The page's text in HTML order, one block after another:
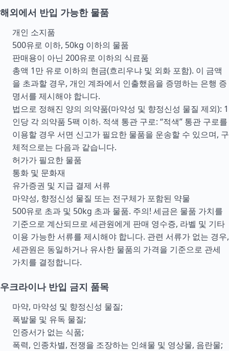
해외에서 반입 가능한 물품
개인 소지품
500유로 이하, 50kg 이하의 물품
판매용이 아닌 200유로 이하의 식료품
총액 1만 유로 이하의 현금(흐리우냐 및 외화 포함). 이 금액
을 초과할 경우, 개인 계좌에서 인출했음을 증명하는 은행 증
명서를 제시해야 합니다.
법으로 정해진 양의 의약품(마약성 및 향정신성 물질 제외): 1
인당 각 의약품 5팩 이하. 적색 통관 구로: “적색” 통관 구로를
이용할 경우 서면 신고가 필요한 물품을 운송할 수 있으며, 구
체적으로는 다음과 같습니다.
허가가 필요한 물품
통화 및 문화재
유가증권 및 지급 결제 서류
마약성, 향정신성 물질 또는 전구체가 포함된 약물
500유로 초과 및 50kg 초과 물품. 주의! 세금은 물품 가치를
기준으로 계산되므로 세관원에게 판매 영수증, 라벨 및 기타
이용 가능한 서류를 제시해야 합니다. 관련 서류가 없는 경우,
세관원은 동일하거나 유사한 물품의 가격을 기준으로 관세
가치를 결정합니다.
우크라이나 반입 금지 품목
마약, 마약성 및 향정신성 물질;
폭발물 및 유독 물질;
인증서가 없는 식품;
폭력, 인종차별, 전쟁을 조장하는 인쇄물 및 영상물, 음란물;